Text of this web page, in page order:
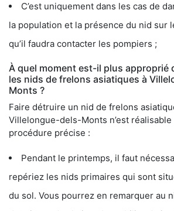
C’est uniquement dans les cas de
la population et la présence du nid sur
qu’il faudra contacter les pompiers ;
À quel moment est-il plus approprié
les nids de frelons asiatiques à
Monts ?
Faire détruire un nid de frelons
Villelongue-dels-Monts n’est réalisable
procédure précise :
Pendant le printemps, il faut
repériez les nids primaires qui sont
du sol. Vous pourrez en remarquer au